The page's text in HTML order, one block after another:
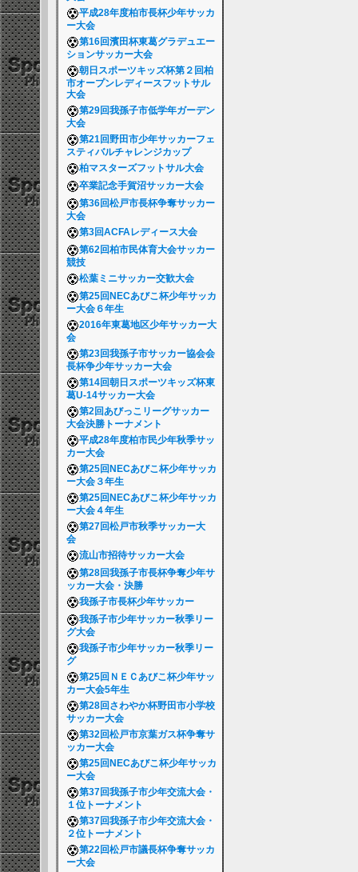
平成28年度柏市長杯少年サッカ
ー大会
第16回濱田杯東葛グラデュエー
ションサッカー大会
朝日スポーツキッズ杯第２回柏
市オープンレディースフットサル
大会
第29回我孫子市低学年ガーデン
大会
第21回野田市少年サッカーフェ
スティバルチャレンジカップ
柏マスターズフットサル大会
卒業記念手賀沼サッカー大会
第36回松戸市長杯争奪サッカー
大会
第3回ACFAレディース大会
第62回柏市民体育大会サッカー
競技
松葉ミニサッカー交歓大会
第25回NECあびこ杯少年サッカ
ー大会６年生
2016年東葛地区少年サッカー大
会
第23回我孫子市サッカー協会会
長杯争少年サッカー大会
第14回朝日スポーツキッズ杯東
葛U-14サッカー大会
第2回あびっこリーグサッカー
大会決勝トーナメント
平成28年度柏市民少年秋季サッ
カー大会
第25回NECあびこ杯少年サッカ
ー大会３年生
第25回NECあびこ杯少年サッカ
ー大会４年生
第27回松戸市秋季サッカー大
会
流山市招待サッカー大会
第28回我孫子市長杯争奪少年サ
ッカー大会・決勝
我孫子市長杯少年サッカー
我孫子市少年サッカー秋季リー
グ大会
我孫子市少年サッカー秋季リー
グ
第25回ＮＥＣあびこ杯少年サッ
カー大会5年生
第28回さわやか杯野田市小学校
サッカー大会
第32回松戸市京葉ガス杯争奪サ
ッカー大会
第25回NECあびこ杯少年サッカ
ー大会
第37回我孫子市少年交流大会・
１位トーナメント
第37回我孫子市少年交流大会・
２位トーナメント
第22回松戸市議長杯争奪サッカ
ー大会